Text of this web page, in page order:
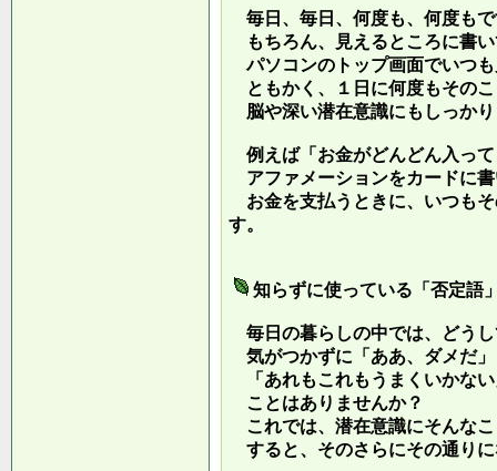
毎日、毎日、何度も、何度も
もちろん、見えるところに書
パソコンのトップ画面でいつ
ともかく、１日に何度もその
脳や深い潜在意識にもしっか
例えば「お金がどんどん入っ
アファメーションをカードに
お金を支払うときに、いつも
す。
知らずに使っている「否定語
毎日の暮らしの中では、どう
気がつかずに「ああ、ダメだ
「あれもこれもうまくいかな
ことはありませんか？
これでは、潜在意識にそんな
すると、そのさらにその通り